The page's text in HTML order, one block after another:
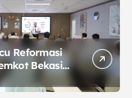
Reformasi
Bekasi
KPK